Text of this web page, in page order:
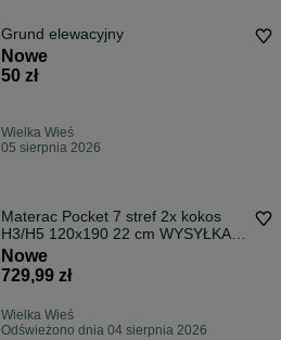
Grund elewacyjny
Nowe
50 zł
Wielka Wieś
05 sierpnia 2026
Materac Pocket 7 stref 2x kokos
H3/H5 120x190 22 cm WYSYŁKA
GRATIS
Nowe
729,99 zł
Wielka Wieś
Odświeżono dnia 04 sierpnia 2026